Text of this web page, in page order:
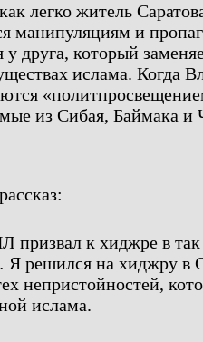
легко житель
манипуляциям и
у друга, который
ислама. Когда
из Сибая, Баймака и
к хиджре в так
Я решился на хиджру в
непристойностей,
ислама.